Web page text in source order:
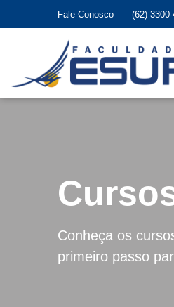
Fale Conosco (62)
Conheça os
primeiro passo